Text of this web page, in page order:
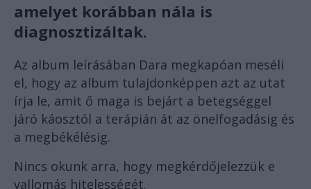
amelyet korábban nála is
diagnosztizáltak.
Az album leírásában Dara megkapóan meséli
el, hogy az album tulajdonképpen azt az utat
írja le, amit ő maga is bejárt a betegséggel
járó káosztól a terápián át az önelfogadásig és
a megbékélésig.
Nincs okunk arra, hogy megkérdőjelezzük e
vallomás hitelességét.